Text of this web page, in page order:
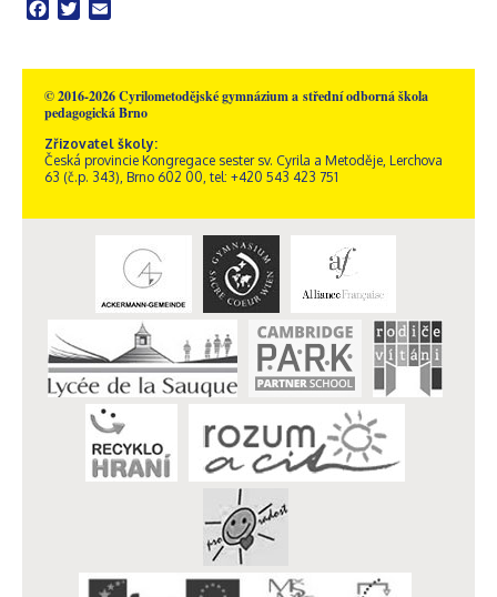
Facebook
Twitter
© 2016-2026 Cyrilometodějské gymnázium a střední odborná škola
pedagogická Brno
Zřizovatel školy:
Česká provincie Kongregace sester sv. Cyrila a Metoděje, Lerchova
63 (č.p. 343), Brno 602 00, tel: +420 543 423 751